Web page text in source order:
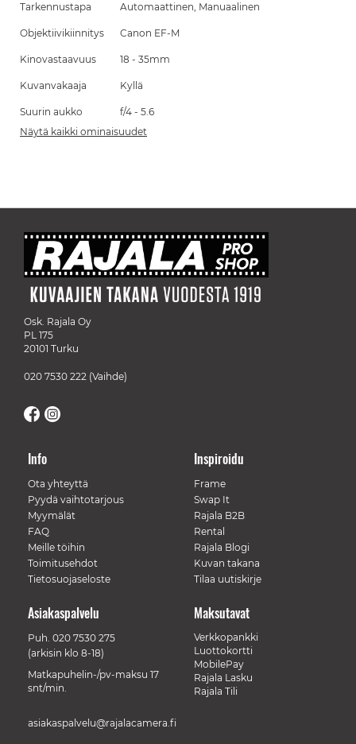
Tarkennustapa Automaattinen, Manuaalinen
Objektiivikiinnitys Canon EF-M
Kinovastaavuus 18 - 35mm
Kuvanvakaaja Kyllä
Suurin aukko
f/4 - 5.6
Näytä kaikki ominaisuudet
Osk. Rajala Oy
PL 175
20101 Turku
020 7530 222 (Vaihde)
Info
Ota yhteyttä
Pyydä vaihtotarjous
Myymälät
FAQ
Meille töihin
Toimitusehdot
Tietosuojaseloste
Inspiroidu
Frame
Swap It
Rajala B2B
Rental
Rajala Blogi
Kuvan takana
Tilaa uutiskirje
Maksutavat
Verkkopankki
Luottokortti
MobilePay
Rajala Lasku
Rajala Tili
Asiakaspalvelu
Puh. 020 7530 275
(arkisin klo 8-18)
Matkapuhelin-/pv-maksu 17
snt/min.
asiakaspalvelu@rajalacamera.fi